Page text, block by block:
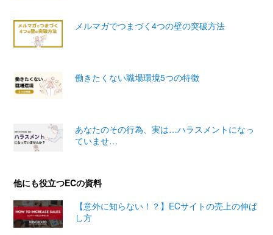
メルマガでつまづく4つの壁の突破方法
働きたくない職場環境5つの特徴
あなたのその行為、実は…ハラスメントになっ
ていませ…
他にも役立つECの資料
【意外に知らない！？】ECサイトの売上の伸ば
し方